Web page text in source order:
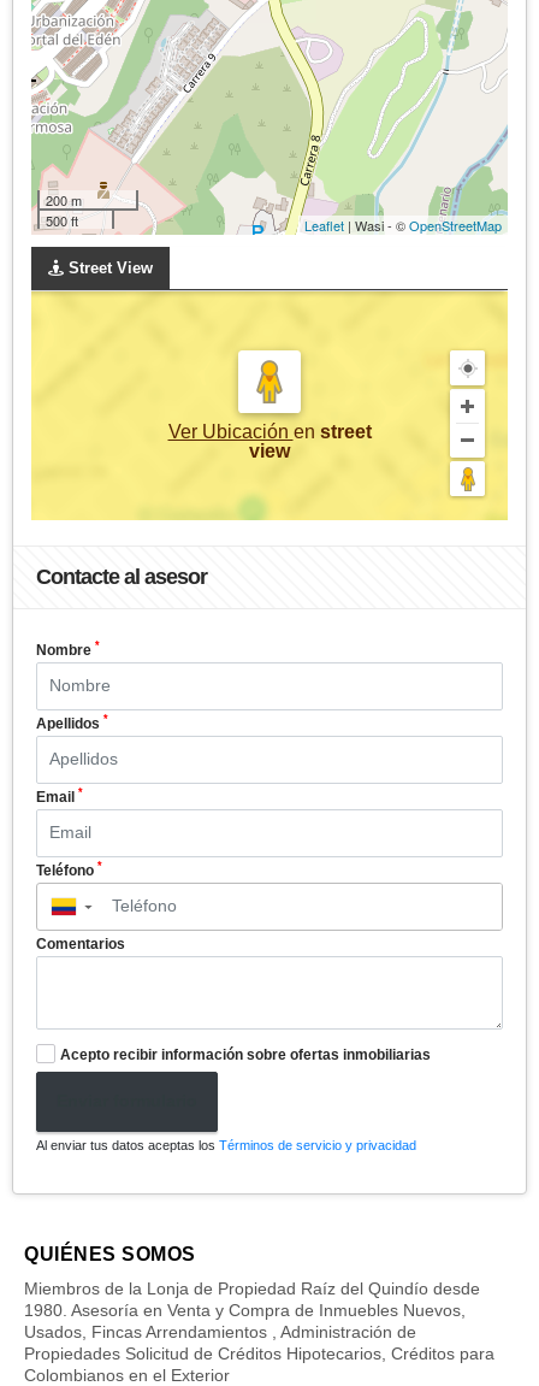
200 m
500 ft
Leaflet | Wasi - ©OpenStreetMap
Street View
Ver Ubicación en street
view
Contacte al asesor
Nombre *
Apellidos *
Email *
Teléfono *
▼
Comentarios
Acepto recibir información sobre ofertas inmobiliarias
Al enviar tus datos aceptas los Términos de servicio y privacidad
QUIÉNES SOMOS
Miembros de la Lonja de Propiedad Raíz del Quindío desde
1980. Asesoría en Venta y Compra de Inmuebles Nuevos,
Usados, Fincas Arrendamientos , Administración de
Propiedades Solicitud de Créditos Hipotecarios, Créditos para
Colombianos en el Exterior